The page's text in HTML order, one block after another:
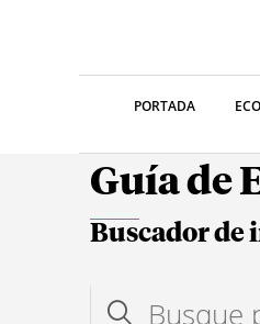
PORTADA
Guía de
Buscador de